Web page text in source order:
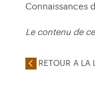
Connaissances
Le contenu de
RETOUR A LA